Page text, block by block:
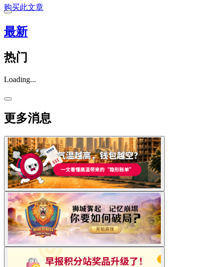
购买此文章
最新
热门
Loading...
更多消息